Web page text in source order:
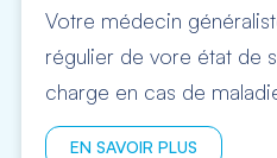
Votre médecin
régulier de vore état de
charge en cas de
EN SAVOIR PLUS